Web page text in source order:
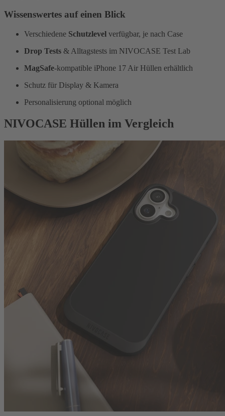
Wissenswertes auf einen Blick
Verschiedene Schutzlevel verfügbar, je nach Case
Drop Tests & Alltagstests im NIVOCASE Test Lab
MagSafe-kompatible iPhone 17 Air Hüllen erhältlich
Schutz für Display & Kamera
Personalisierung optional möglich
NIVOCASE Hüllen im Vergleich